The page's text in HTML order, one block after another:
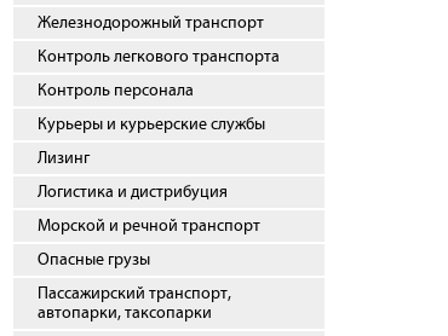
Железнодорожный транспорт
Контроль легкового транспорта
Контроль персонала
Курьеры и курьерские службы
Лизинг
Логистика и дистрибуция
Морской и речной транспорт
Опасные грузы
Пассажирский транспорт,
автопарки, таксопарки